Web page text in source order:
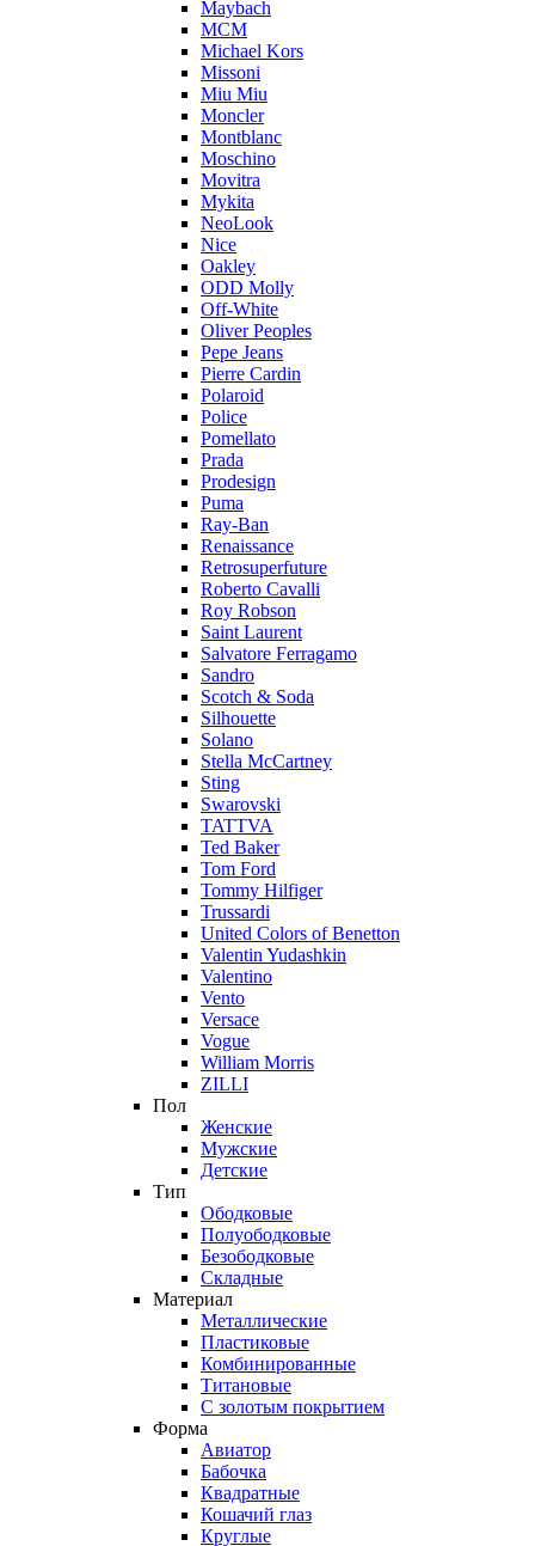
Maybach
MCM
Michael Kors
Missoni
Miu Miu
Moncler
Montblanc
Moschino
Movitra
Mykita
NeoLook
Nice
Oakley
ODD Molly
Off-White
Oliver Peoples
Pepe Jeans
Pierre Cardin
Polaroid
Police
Pomellato
Prada
Prodesign
Puma
Ray-Ban
Renaissance
Retrosuperfuture
Roberto Cavalli
Roy Robson
Saint Laurent
Salvatore Ferragamo
Sandro
Scotch & Soda
Silhouette
Solano
Stella McCartney
Sting
Swarovski
TATTVA
Ted Baker
Tom Ford
Tommy Hilfiger
Trussardi
United Colors of Benetton
Valentin Yudashkin
Valentino
Vento
Versace
Vogue
William Morris
ZILLI
Пол
Женские
Мужские
Детские
Тип
Ободковые
Полуободковые
Безободковые
Складные
Материал
Металлические
Пластиковые
Комбинированные
Титановые
С золотым покрытием
Форма
Авиатор
Бабочка
Квадратные
Кошачий глаз
Круглые